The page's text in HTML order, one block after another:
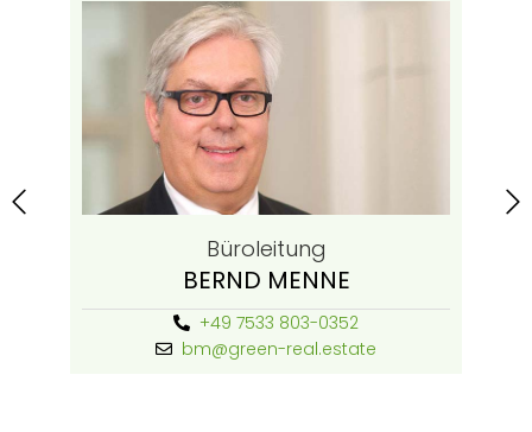
Büroleitung
BERND MENNE
+49 7533 803-0352
bm@green-real.estate